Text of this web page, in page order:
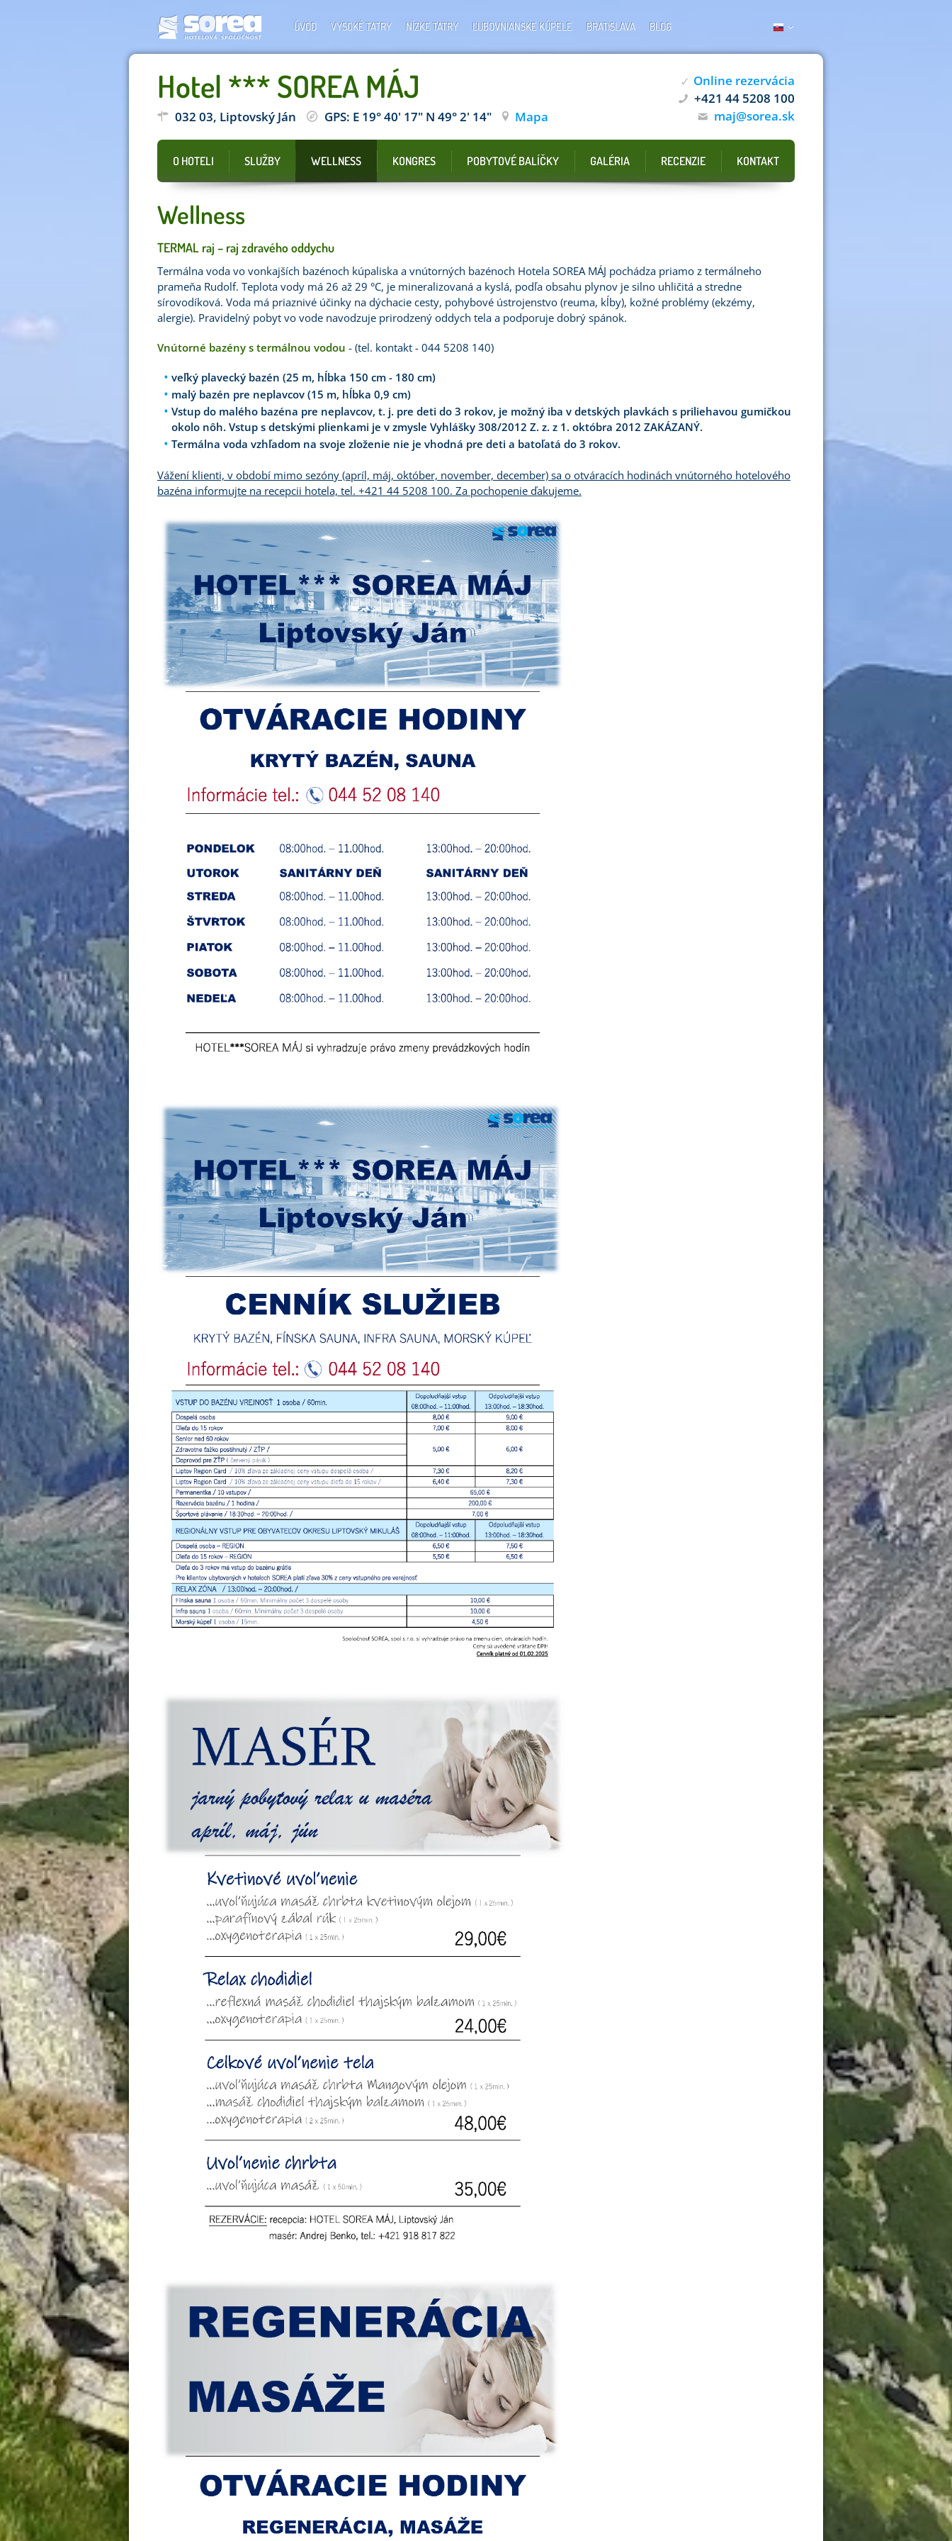
ÚVOD VYSOKÉ TATRY NÍZKE TATRY ĽUBOVNIANSKE KÚPELE BRATISLAVA BLOG
Hotel *** SOREA MÁJ
032 03, Liptovský Ján GPS: E 19° 40' 17" N 49° 2' 14" Mapa
✓ Online rezervácia
+421 44 5208 100
maj@sorea.sk
O HOTELI SLUŽBY WELLNESS KONGRES POBYTOVÉ BALÍČKY GALÉRIA RECENZIE KONTAKT
Wellness
TERMAL raj – raj zdravého oddychu
Termálna voda vo vonkajších bazénoch kúpaliska a vnútorných bazénoch Hotela SOREA MÁJ pochádza priamo z termálneho
prameňa Rudolf. Teplota vody má 26 až 29 °C, je mineralizovaná a kyslá, podľa obsahu plynov je silno uhličitá a stredne
sírovodíková. Voda má priaznivé účinky na dýchacie cesty, pohybové ústrojenstvo (reuma, kĺby), kožné problémy (ekzémy,
alergie). Pravidelný pobyt vo vode navodzuje prirodzený oddych tela a podporuje dobrý spánok.
Vnútorné bazény s termálnou vodou - (tel. kontakt - 044 5208 140)
veľký plavecký bazén (25 m, hĺbka 150 cm - 180 cm)
malý bazén pre neplavcov (15 m, hĺbka 0,9 cm)
Vstup do malého bazéna pre neplavcov, t. j. pre deti do 3 rokov, je možný iba v detských plavkách s priliehavou gumičkou
okolo nôh. Vstup s detskými plienkami je v zmysle Vyhlášky 308/2012 Z. z. z 1. októbra 2012 ZAKÁZANÝ.
Termálna voda vzhľadom na svoje zloženie nie je vhodná pre deti a batoľatá do 3 rokov.
Vážení klienti, v období mimo sezóny (apríl, máj, október, november, december) sa o otváracích hodinách vnútorného hotelového
bazéna informujte na recepcii hotela, tel. +421 44 5208 100. Za pochopenie ďakujeme.